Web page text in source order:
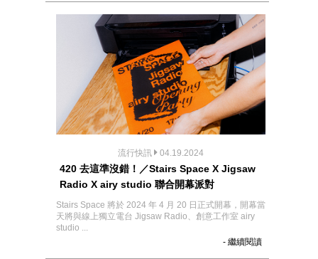
流行快訊 04.19.2024
420 去這準沒錯！／Stairs Space X Jigsaw
Radio X airy studio 聯合開幕派對
Stairs Space 將於 2024 年 4 月 20 日正式開幕，開幕當
天將與線上獨立電台 Jigsaw Radio、創意工作室 airy
studio ...
- 繼續閱讀